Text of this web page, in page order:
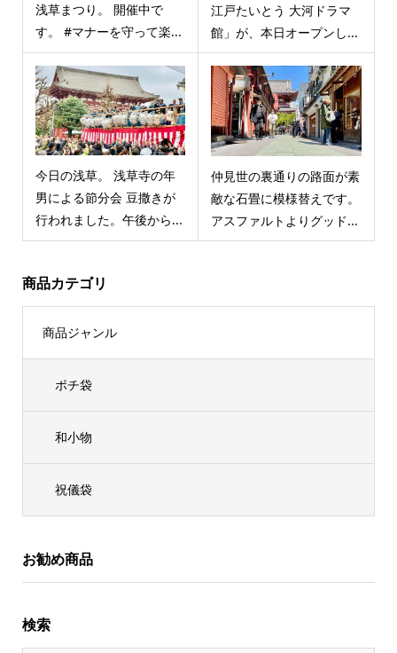
浅草まつり。 開催中で
す。 #マナーを守って楽...
江戸たいとう 大河ドラマ
館」が、本日オープンし...
今日の浅草。 浅草寺の年
男による節分会 豆撒きが
行われました。午後から...
仲見世の裏通りの路面が素
敵な石畳に模様替えです。
アスファルトよりグッド...
商品カテゴリ
商品ジャンル
ポチ袋
和小物
祝儀袋
お勧め商品
検索